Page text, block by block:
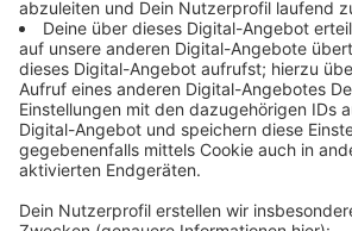
Zusammenfassung vom
6.30
Heute Morgen reden bestimmt viele
den Großbrand bei Roller in Gronau,
niemand verletzt wurde. Rund 7
Einsatz der rund 100 Feuerwehrleute